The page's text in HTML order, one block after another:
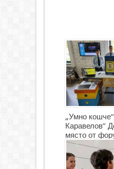
„Умно
Каравелов”
място от
роботика